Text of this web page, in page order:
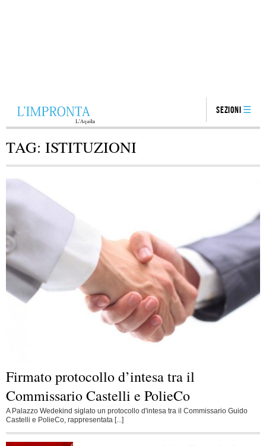
Sezioni
TAG: ISTITUZIONI
Firmato protocollo d’intesa tra il
Commissario Castelli e PolieCo
A Palazzo Wedekind siglato un protocollo d'intesa tra il Commissario Guido
Castelli e PolieCo, rappresentata [...]